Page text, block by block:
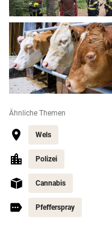
Ähnliche Themen
Wels
Polizei
Cannabis
Pfefferspray